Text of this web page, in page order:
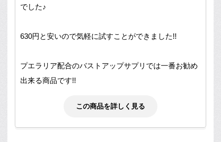
でした♪
630円と安いので気軽に試すことができました!!
プエラリア配合のバストアップサプリでは一番お勧め
出来る商品です!!
この商品を詳しく見る